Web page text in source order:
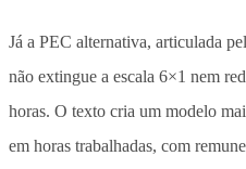
Já a PEC alternativa, articulada
não extingue a escala 6×1 nem
horas. O texto cria um modelo
em horas trabalhadas, com